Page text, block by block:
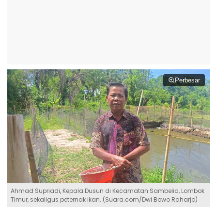
Perbesar
Ahmad Supriadi, Kepala Dusun di Kecamatan Sambelia, Lombok
Timur, sekaligus peternak ikan. (Suara.com/Dwi Bowo Raharjo)